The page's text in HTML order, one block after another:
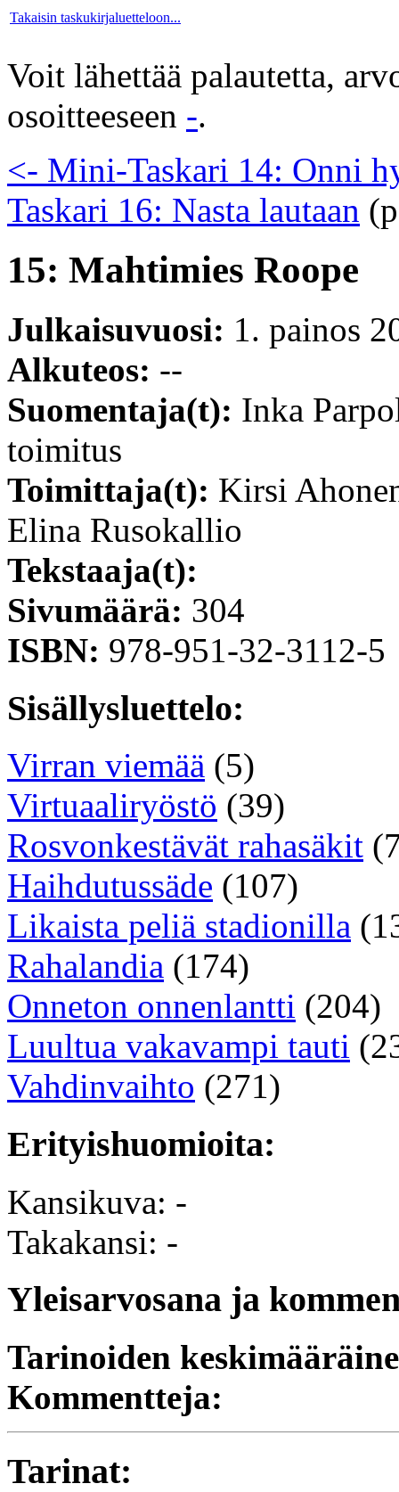
Takaisin taskukirjaluetteloon...
Voit lähettää palautetta,
osoitteeseen -.
<- Mini-Taskari 14: Onni
Taskari 16: Nasta lautaan
15: Mahtimies Roope
Julkaisuvuosi: 1. painos
Alkuteos: --
Suomentaja(t): Inka
toimitus
Toimittaja(t): Kirsi
Elina Rusokallio
Tekstaaja(t):
Sivumäärä: 304
ISBN: 978-951-32-3112-5
Sisällysluettelo:
Virran viemää (5)
Virtuaaliryöstö (39)
Rosvonkestävät rahasäkit
Haihdutussäde (107)
Likaista peliä stadionilla
Rahalandia (174)
Onneton onnenlantti (204)
Luultua vakavampi tauti
Vahdinvaihto (271)
Erityishuomioita:
Kansikuva: -
Takakansi: -
Yleisarvosana ja
Tarinoiden
Kommentteja:
Tarinat: